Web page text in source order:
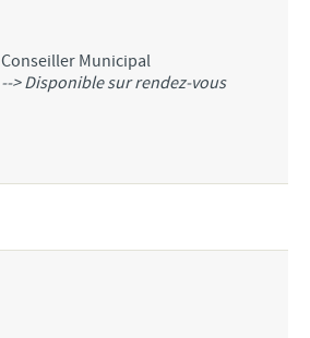
Conseiller Municipal
--> Disponible sur rendez-vous